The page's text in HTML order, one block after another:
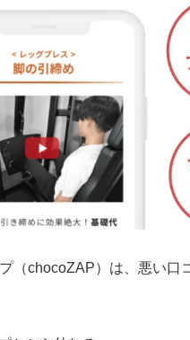
（chocoZAP）は、悪い口